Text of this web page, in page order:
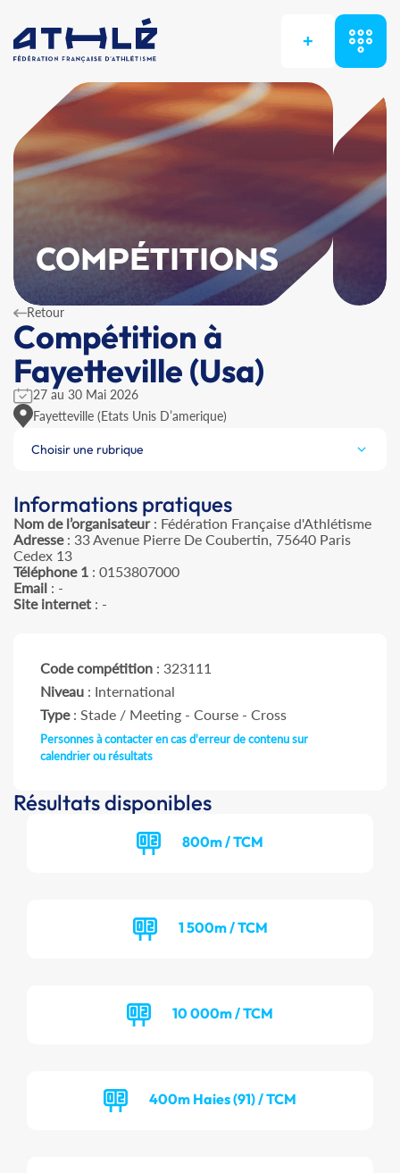
+
COMPÉTITIONS
Retour
Compétition à
Fayetteville (Usa)
27 au 30 Mai 2026
Fayetteville (Etats Unis D’amerique)
Choisir une rubrique
Informations pratiques
Nom de l’organisateur: Fédération Française d'Athlétisme
Adresse: 33 Avenue Pierre De Coubertin, 75640 Paris
Cedex 13
Téléphone 1 : 0153807000
Email : -
Site internet : -
Code compétition : 323111
Niveau : International
Type: Stade / Meeting - Course - Cross
Personnes à contacter en cas d'erreur de contenu sur
calendrier ou résultats
Résultats disponibles
800m / TCM
1 500m / TCM
10 000m / TCM
400m Haies (91) / TCM